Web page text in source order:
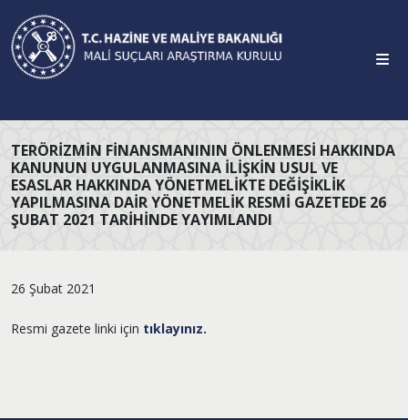
TERÖRIZMIN FINANSMANININ ÖNLENMESI HAKKINDA
KANUNUN UYGULANMASINA İLIŞKIN USUL VE
ESASLAR HAKKINDA YÖNETMELIKTE DEĞIŞIKLIK
YAPILMASINA DAIR YÖNETMELIK RESMI GAZETEDE 26
ŞUBAT 2021 TARIHINDE YAYIMLANDI
26 Şubat 2021
Resmi gazete linki için tıklayınız.